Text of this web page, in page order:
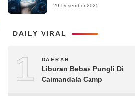
29 Desember 2025
DAILY VIRAL
1 DAERAH
Liburan Bebas Pungli Di
Caimandala Camp